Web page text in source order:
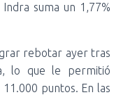
suma un 1,77%
rebotar ayer tras
lo que le permitió
puntos. En las